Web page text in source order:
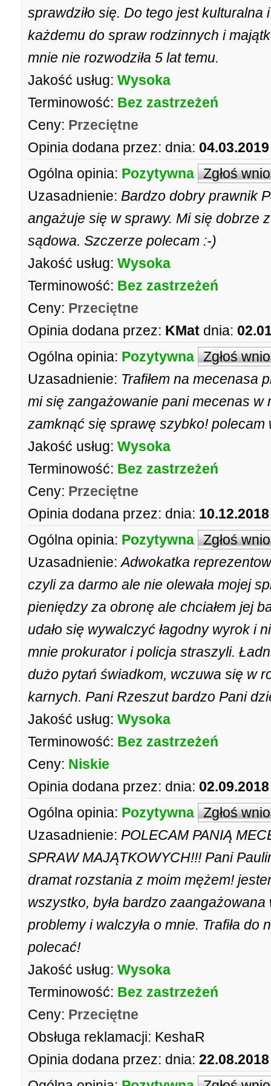
sprawdziło się. Do tego jest
każdemu do spraw rodzinnych i
mnie nie rozwodziła 5 lat temu.
Jakość usług: Wysoka
Terminowość: Bez zastrzeżeń
Ceny: Przeciętne
Opinia dodana przez: dnia:
Ogólna opinia: Pozytywna Zgłoś
Uzasadnienie: Bardzo dobry prawnik
angażuje się w sprawy. Mi się dobrze
sądowa. Szczerze polecam :-)
Jakość usług: Wysoka
Terminowość: Bez zastrzeżeń
Ceny: Przeciętne
Opinia dodana przez: KMat dnia:
Ogólna opinia: Pozytywna Zgłoś
Uzasadnienie: Trafiłem na mecenasa
mi się zangażowanie pani mecenas w
zamknąć się sprawę szybko!
Jakość usług: Wysoka
Terminowość: Bez zastrzeżeń
Ceny: Przeciętne
Opinia dodana przez: dnia:
Ogólna opinia: Pozytywna Zgłoś
Uzasadnienie: Adwokatka
czyli za darmo ale nie olewała mojej
pieniędzy za obronę ale chciałem jej
udało się wywalczyć łagodny wyrok i
mnie prokurator i policja straszyli.
dużo pytań świadkom, wczuwa się w
karnych. Pani Rzeszut bardzo Pani
Jakość usług: Wysoka
Terminowość: Bez zastrzeżeń
Ceny: Niskie
Opinia dodana przez: dnia:
Ogólna opinia: Pozytywna Zgłoś
Uzasadnienie: POLECAM PANIĄ
SPRAW MAJĄTKOWYCH!!! Pani
dramat rozstania z moim mężem!
wszystko, była bardzo
problemy i walczyła o mnie. Trafiła
polecać!
Jakość usług: Wysoka
Terminowość: Bez zastrzeżeń
Ceny: Przeciętne
Obsługa reklamacji: KeshaR
Opinia dodana przez: dnia: